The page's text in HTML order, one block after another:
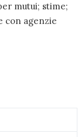
mutui; stime;
con agenzie